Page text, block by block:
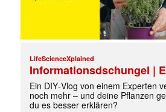
LifeScienceXplained
Informationsdschungel |
Ein DIY‑Vlog von einem Experten
noch mehr – und deine Pflanzen
du es besser erklären?